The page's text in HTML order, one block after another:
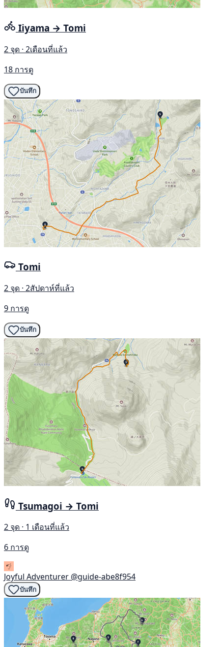
Iiyama → Tomi
2 จุด · 2เดือนที่แล้ว
18 การดู
บันทึก
Tomi
2 จุด · 2สัปดาห์ที่แล้ว
9 การดู
บันทึก
Tsumagoi → Tomi
2 จุด · 1 เดือนที่แล้ว
6 การดู
Joyful Adventurer @guide-abe8f954
บันทึก